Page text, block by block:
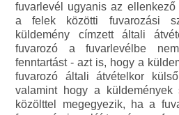
fuvarlevél ugyanis az
a felek közötti fuvarozási
küldemény címzett általi
fuvarozó a fuvarlevélbe
fenntartást - azt is, hogy a
fuvarozó általi átvételkor
valamint hogy a küldemények
közölttel megegyezik, ha a